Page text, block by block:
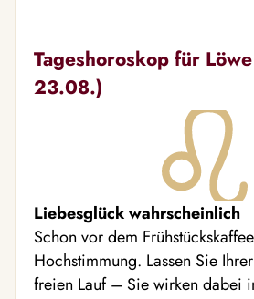
Tageshoroskop für
23.08.)
Liebesglück wahrscheinlich
Schon vor dem
Hochstimmung. Lassen Sie
freien Lauf – Sie wirken dabei